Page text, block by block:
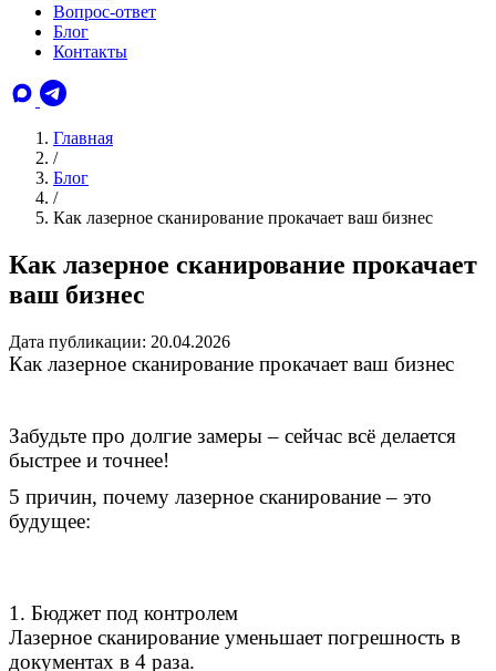
Вопрос-ответ
Блог
Контакты
Главная
/
Блог
/
Как лазерное сканирование прокачает ваш бизнес
Как лазерное сканирование прокачает
ваш бизнес
Дата публикации: 20.04.2026
Как лазерное сканирование прокачает ваш бизнес
Забудьте про долгие замеры – сейчас всё делается
быстрее и точнее!
5 причин, почему лазерное сканирование – это
будущее:
1. Бюджет под контролем
Лазерное сканирование уменьшает погрешность в
документах в 4 раза.